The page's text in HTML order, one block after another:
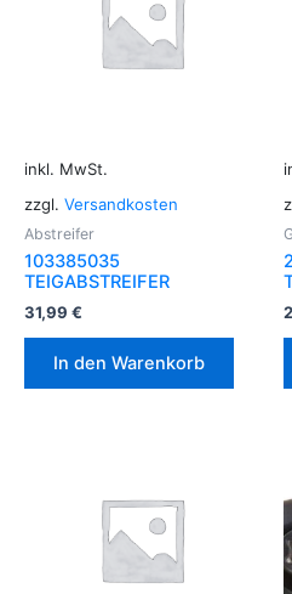
inkl. MwSt.
zzgl. Versandkosten
Abstreifer
103385035
TEIGABSTREIFER
31,99 €
In den Warenkorb